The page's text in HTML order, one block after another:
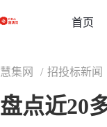
首页
慧集网 / 招投标新闻
盘点近20